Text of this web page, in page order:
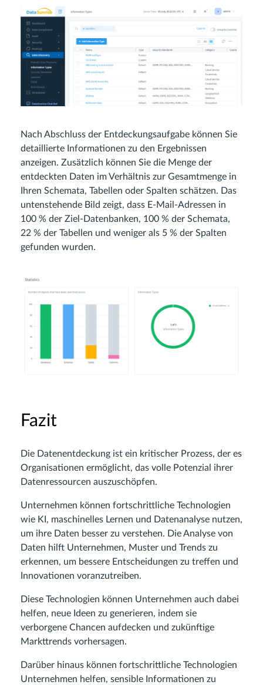
Nach Abschluss der Entdeckungsaufgabe können Sie
detaillierte Informationen zu den Ergebnissen
anzeigen. Zusätzlich können Sie die Menge der
entdeckten Daten im Verhältnis zur Gesamtmenge in
Ihren Schemata, Tabellen oder Spalten schätzen. Das
untenstehende Bild zeigt, dass E-Mail-Adressen in
100 % der Ziel-Datenbanken, 100 % der Schemata,
22 % der Tabellen und weniger als 5 % der Spalten
gefunden wurden.
Fazit
Die Datenentdeckung ist ein kritischer Prozess, der es
Organisationen ermöglicht, das volle Potenzial ihrer
Datenressourcen auszuschöpfen.
Unternehmen können fortschrittliche Technologien
wie KI, maschinelles Lernen und Datenanalyse nutzen,
um ihre Daten besser zu verstehen. Die Analyse von
Daten hilft Unternehmen, Muster und Trends zu
erkennen, um bessere Entscheidungen zu treffen und
Innovationen voranzutreiben.
Diese Technologien können Unternehmen auch dabei
helfen, neue Ideen zu generieren, indem sie
verborgene Chancen aufdecken und zukünftige
Markttrends vorhersagen.
Darüber hinaus können fortschrittliche Technologien
Unternehmen helfen, sensible Informationen zu